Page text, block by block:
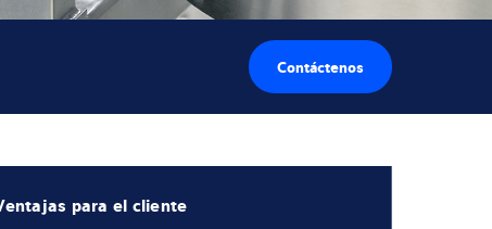
Contáctenos
para el cliente